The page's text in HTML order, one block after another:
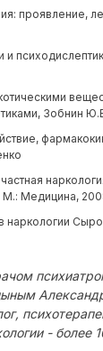
проявление,
и
Зобнин
М.: Медицина,
наркологии
- более